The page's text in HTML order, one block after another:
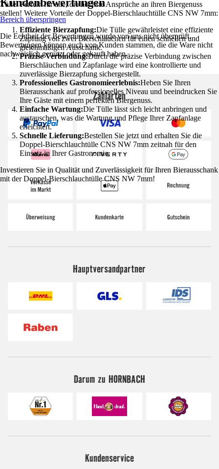
Tülle. Perfekt für alle, die höchste Ansprüche an ihren Biergenuss
stellen! Weitere Vorteile der Doppel-Bierschlauchtülle CNS NW 7mm:
Effiziente Bierzapfung:Die Tülle gewährleistet eine effiziente
Zapfung von zwei Bierschläuchen für einen schnellen und
gleichmäßigen Ausschank.
Präzise Verbindung:Durch die präzise Verbindung zwischen
Bierschläuchen und Zapfanlage wird eine kontrollierte und
zuverlässige Bierzapfung sichergestellt.
Professionelles Gastronomieerlebnis:Heben Sie Ihren
Bierausschank auf professionelles Niveau und beeindrucken Sie
Ihre Gäste mit einem perfekten Biergenuss.
Einfache Wartung:Die Tülle lässt sich leicht anbringen und
austauschen, was die Wartung und Pflege Ihrer Zapfanlage
erleichtert.
Schnelle Lieferung:Bestellen Sie jetzt und erhalten Sie die
Doppel-Bierschlauchtülle CNS NW 7mm zeitnah für den
Einsatz in Ihrer Gastronomie.
Investieren Sie in Qualität und Zuverlässigkeit für Ihren Bierausschank
mit der Doppel-Bierschlauchtülle CNS NW 7mm!
Bereich überspringen
Die Echtheit der Bewertungen wurde von uns nicht überprüft.
Bewertungen können auch von Kunden stammen, die die Ware nicht
nachweislich genutzt oder gekauft haben.
Zahlarten
Hauptversandpartner
Darum zu HORNBACH
Kundenservice